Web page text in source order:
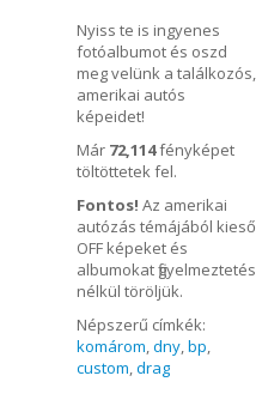
Nyiss te is ingyenes
fotóalbumot és oszd
meg velünk a találkozós,
amerikai autós
képeidet!
Már 72,114fényképet
töltöttetek fel.
Fontos! Az amerikai
autózás témájából kieső
OFF képeket és
albumokat figyelmeztetés
nélkül töröljük.
Népszerű címkék:
komárom dny bp
custom drag